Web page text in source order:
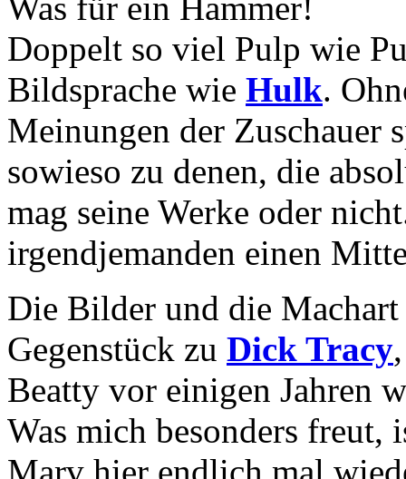
Doppelt so viel Pulp wie
Bildsprache wie Hulk.
Meinungen der Zuschauer
sowieso zu denen, die
mag seine Werke oder
irgendjemanden einen
Die Bilder und die
Gegenstück zu Dick Tracy
Beatty vor einigen Jahren
Was mich besonders freut,
Marv hier endlich mal